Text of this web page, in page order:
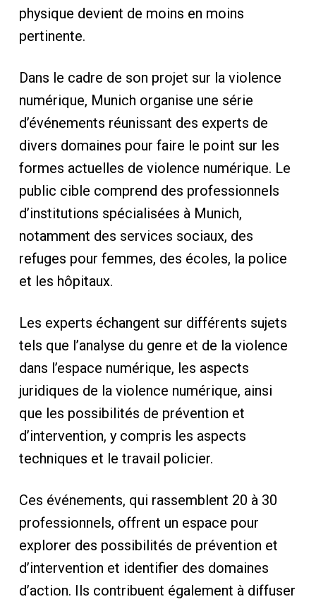
physique devient de moins en moins
pertinente.
Dans le cadre de son projet sur la violence
numérique, Munich organise une série
d’événements réunissant des experts de
divers domaines pour faire le point sur les
formes actuelles de violence numérique. Le
public cible comprend des professionnels
d’institutions spécialisées à Munich,
notamment des services sociaux, des
refuges pour femmes, des écoles, la police
et les hôpitaux.
Les experts échangent sur différents sujets
tels que l’analyse du genre et de la violence
dans l’espace numérique, les aspects
juridiques de la violence numérique, ainsi
que les possibilités de prévention et
d’intervention, y compris les aspects
techniques et le travail policier.
Ces événements, qui rassemblent 20 à 30
professionnels, offrent un espace pour
explorer des possibilités de prévention et
d’intervention et identifier des domaines
d’action. Ils contribuent également à diffuser